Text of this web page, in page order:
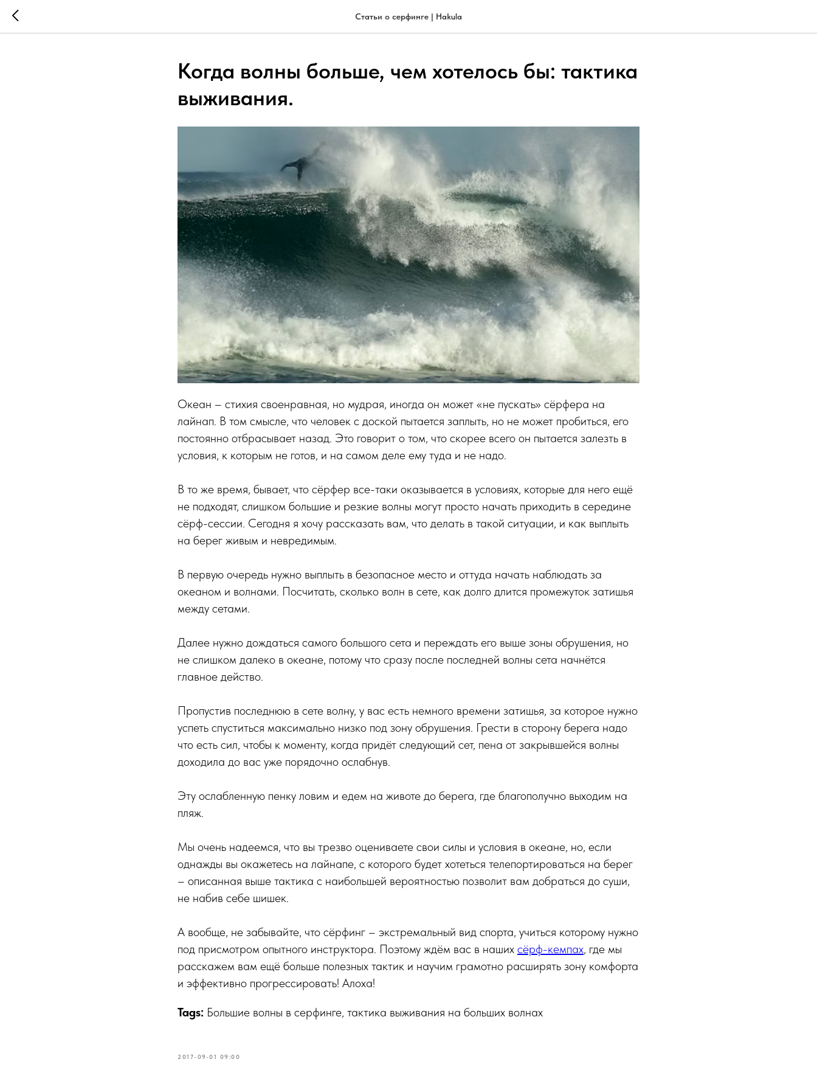
Статьи о серфинге | Hakula
Когда волны больше, чем хотелось бы: тактика
выживания.
Океан – стихия своенравная, но мудрая, иногда он может «не пускать» сёрфера на
лайнап. В том смысле, что человек с доской пытается заплыть, но не может пробиться, его
постоянно отбрасывает назад. Это говорит о том, что скорее всего он пытается залезть в
условия, к которым не готов, и на самом деле ему туда и не надо.
В то же время, бывает, что сёрфер все-таки оказывается в условиях, которые для него ещё
не подходят, слишком большие и резкие волны могут просто начать приходить в середине
сёрф-сессии. Сегодня я хочу рассказать вам, что делать в такой ситуации, и как выплыть
на берег живым и невредимым.
В первую очередь нужно выплыть в безопасное место и оттуда начать наблюдать за
океаном и волнами. Посчитать, сколько волн в сете, как долго длится промежуток затишья
между сетами.
Далее нужно дождаться самого большого сета и переждать его выше зоны обрушения, но
не слишком далеко в океане, потому что сразу после последней волны сета начнётся
главное действо.
Пропустив последнюю в сете волну, у вас есть немного времени затишья, за которое нужно
успеть спуститься максимально низко под зону обрушения. Грести в сторону берега надо
что есть сил, чтобы к моменту, когда придёт следующий сет, пена от закрывшейся волны
доходила до вас уже порядочно ослабнув.
Эту ослабленную пенку ловим и едем на животе до берега, где благополучно выходим на
пляж.
Мы очень надеемся, что вы трезво оцениваете свои силы и условия в океане, но, если
однажды вы окажетесь на лайнапе, с которого будет хотеться телепортироваться на берег
– описанная выше тактика с наибольшей вероятностью позволит вам добраться до суши,
не набив себе шишек.
А вообще, не забывайте, что сёрфинг – экстремальный вид спорта, учиться которому нужно
под присмотром опытного инструктора. Поэтому ждём вас в наших сёрф-кемпах, где мы
расскажем вам ещё больше полезных тактик и научим грамотно расширять зону комфорта
и эффективно прогрессировать! Алоха!
Tags: Большие волны в серфинге, тактика выживания на больших волнах
2017-09-01 09:00